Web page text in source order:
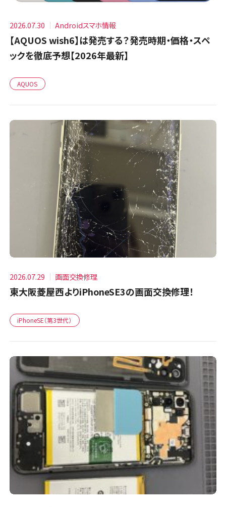
2026.07.30 Androidスマホ情報
【AQUOS wish6】は発売する？発売時期・価格・スペ
ックを徹底予想【2026年最新】
AQUOS
2026.07.29 画面交換修理
東大阪菱屋西よりiPhoneSE3の画面交換修理！
iPhoneSE（第3世代）